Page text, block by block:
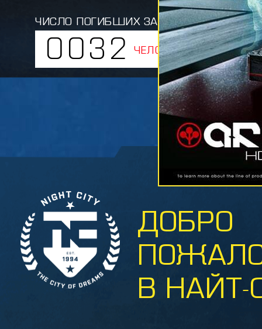
ЧИСЛО ПОГИБШИХ ЗА СЕГОДНЯ:
0032 ЧЕЛОВЕК
ДОБРО
В НАЙТ-